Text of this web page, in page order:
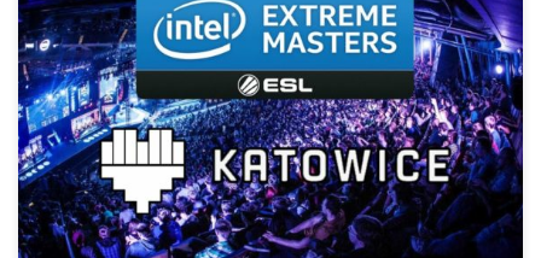
Prowadzący: Olga Pilarczyk, Adam Mikołajczyk Realizator: Ada
Walczak W specjalnym wydaniu meteor.exe, który odbył się w
Dzień Kobiet, tematem przewodnim był bez wątpienia
największy i najpopularniejszy turniej esportowy w Polsce, czyli
Intel Extreme Masters w Katowicach. Zanim nasi prowadzący
zabrali […]